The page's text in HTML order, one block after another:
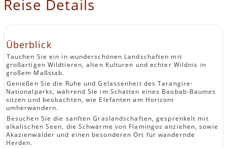
Reise Details
Überblick
Tauchen Sie ein in wunderschönen Landschaften mit
großartigen Wildtieren, alten Kulturen und echter Wildnis in
großem Maßstab.
Genießen Sie die Ruhe und Gelassenheit des Tarangire-
Nationalparks, während Sie im Schatten eines Baobab-Baumes
sitzen und beobachten, wie Elefanten am Horizont
umherwandern.
Besuchen Sie die sanften Graslandschaften, gesprenkelt mit
alkalischen Seen, die Schwärme von Flamingos anziehen, sowie
Akazienwälder und einen besonderen Ort für wandernde
Herden.